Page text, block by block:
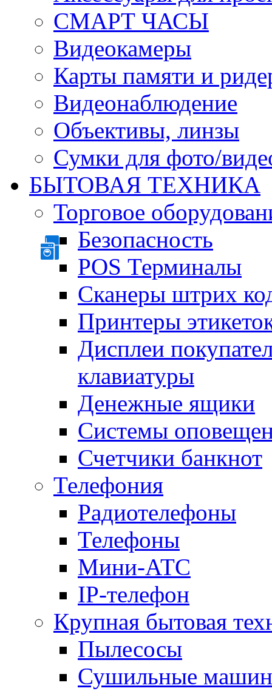
СМАРТ ЧАСЫ
Видеокамеры
Карты памяти и
Видеонаблюдение
Объективы, линзы
Сумки для фото/
БЫТОВАЯ ТЕХНИКА
Торговое
Безопасность
POS Терминалы
Сканеры штрих
Принтеры
Дисплеи
клавиатуры
Денежные ящики
Системы
Счетчики банкнот
Телефония
Радиотелефоны
Телефоны
Мини-АТС
IP-телефон
Крупная бытовая
Пылесосы
Сушильные